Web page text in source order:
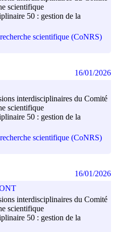
scientifique
50 : gestion de la
scientifique (CoNRS)
interdisciplinaires du Comité
scientifique
50 : gestion de la
scientifique (CoNRS)
16/01/2026
interdisciplinaires du Comité
scientifique
50 : gestion de la
16/01/2026